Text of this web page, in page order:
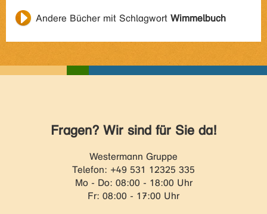
Andere Bücher mit Schlagwort Wimmelbuch